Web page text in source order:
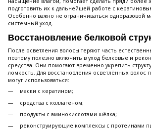
подготовить их к дальнейшей работе с
Особенно важно не ограничиваться одноразовой
системный уход.
Восстановление белковой
После осветления волосы теряют часть
поэтому полезно включить в уход белковые и
средства. Они помогают временно укрепить
ломкость. Для восстановления осветлённых волос
могут использоваться:
маски с кератином;
средства с коллагеном;
продукты с аминокислотами шёлка;
реконструирующие комплексы с протеинами